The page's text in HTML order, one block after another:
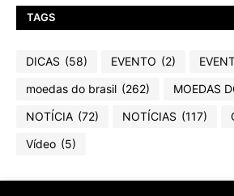
TAGS
DICAS (58) EVENTO (2)
moedas do brasil (262) MOEDAS
NOTÍCIA (72) NOTÍCIAS (117)
Vídeo (5)